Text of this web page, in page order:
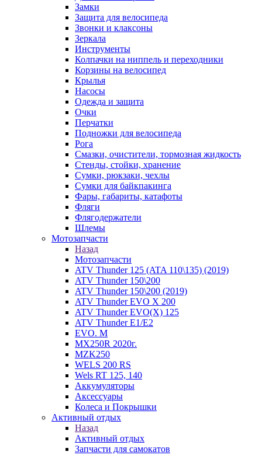
Замки
Защита для велосипеда
Звонки и клаксоны
Зеркала
Инструменты
Колпачки на ниппель и переходники
Корзины на велосипед
Крылья
Насосы
Одежда и защита
Очки
Перчатки
Подножки для велосипеда
Рога
Смазки, очистители, тормозная жидкость
Стенды, стойки, хранение
Сумки, рюкзаки, чехлы
Сумки для байкпакинга
Фары, габариты, катафоты
Фляги
Флягодержатели
Шлемы
Мотозапчасти
Назад
Мотозапчасти
ATV Thunder 125 (ATA 110\135) (2019)
ATV Thunder 150\200
ATV Thunder 150\200 (2019)
ATV Thunder EVO X 200
ATV Thunder EVO(X) 125
ATV Thunder Е1/Е2
EVO. M
MX250R 2020г.
MZK250
WELS 200 RS
Wels RT 125, 140
Аккумуляторы
Аксессуары
Колеса и Покрышки
Активный отдых
Назад
Активный отдых
Запчасти для самокатов